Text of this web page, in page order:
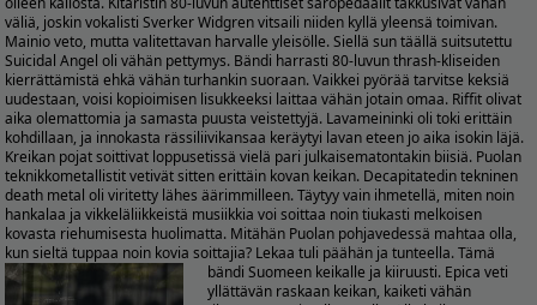
väliä, joskin vokalisti Sverker Widgren vitsaili niiden kyllä yleensä toimivan.
Mainio veto, mutta valitettavan harvalle yleisölle. Siellä sun täällä suitsutettu
Suicidal Angel oli vähän pettymys. Bändi harrasti 80-luvun thrash-kliseiden
kierrättämistä ehkä vähän turhankin suoraan. Vaikkei pyörää tarvitse keksiä
uudestaan, voisi kopioimisen lisukkeeksi laittaa vähän jotain omaa. Riffit olivat
aika olemattomia ja samasta puusta veistettyjä. Lavameininki oli toki erittäin
kohdillaan, ja innokasta rässiliivikansaa keräytyi lavan eteen jo aika isokin läjä.
Kreikan pojat soittivat loppusetissä vielä pari julkaisematontakin biisiä. Puolan
teknikkometallistit vetivät sitten erittäin kovan keikan. Decapitatedin tekninen
death metal oli viritetty lähes äärimmilleen. Täytyy vain ihmetellä, miten noin
hankalaa ja vikkeläliikkeistä musiikkia voi soittaa noin tiukasti melkoisen
kovasta riehumisesta huolimatta. Mitähän Puolan pohjavedessä mahtaa olla,
kun sieltä tuppaa noin kovia soittajia? Lekaa tuli päähän ja tunteella. Tämä
bändi Suomeen keikalle ja kiiruusti. Epica veti
yllättävän raskaan keikan, kaiketi vähän